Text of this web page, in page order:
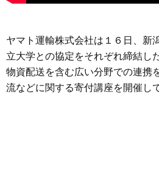
ヤマト運輸株式会社は１６日、新
立大学との協定をそれぞれ締結し
物資配送を含む広い分野での連携
流などに関する寄付講座を開催し